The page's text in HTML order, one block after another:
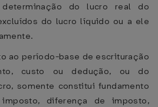
do lucro real do
do lucro líquido ou a ele
ao período-base de escrituração
custo ou dedução, ou do
somente constitui fundamento
diferença de imposto,